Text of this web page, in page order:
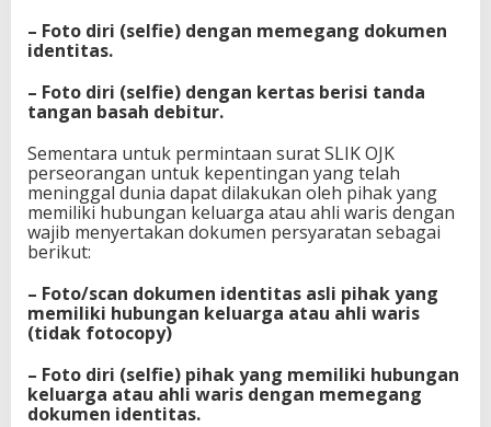
– Foto diri (selfie) dengan memegang dokumen
identitas.
– Foto diri (selfie) dengan kertas berisi tanda
tangan basah debitur.
Sementara untuk permintaan surat SLIK OJK
perseorangan untuk kepentingan yang telah
meninggal dunia dapat dilakukan oleh pihak yang
memiliki hubungan keluarga atau ahli waris dengan
wajib menyertakan dokumen persyaratan sebagai
berikut:
– Foto/scan dokumen identitas asli pihak yang
memiliki hubungan keluarga atau ahli waris
(tidak fotocopy)
– Foto diri (selfie) pihak yang memiliki hubungan
keluarga atau ahli waris dengan memegang
dokumen identitas.